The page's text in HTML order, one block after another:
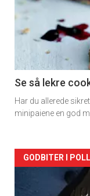
akkurat
nå
2
Se så lekre
Har du allerede
minipaiene en god
Forsiden
akkurat
GODBITER I